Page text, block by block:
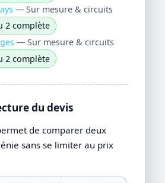
— Sur mesure & circuits
2 complète
— Sur mesure & circuits
2 complète
du devis
de comparer deux
sans se limiter au prix